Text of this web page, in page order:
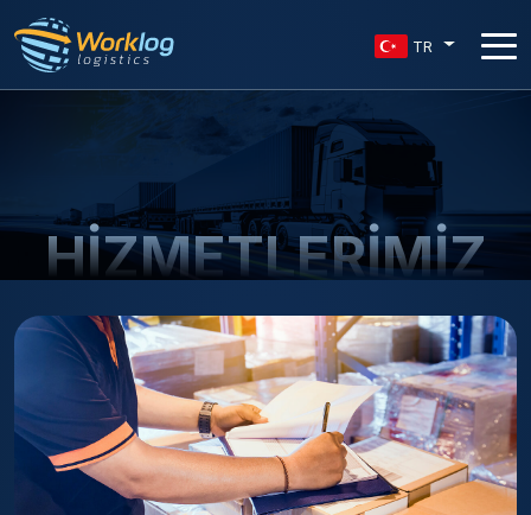
TR
HİZMETLERİMİZ